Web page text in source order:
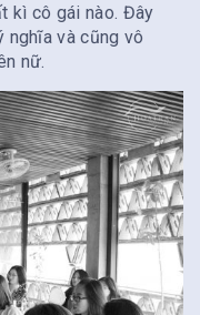
kì cô gái nào. Đây
nghĩa và cũng vô
nữ.